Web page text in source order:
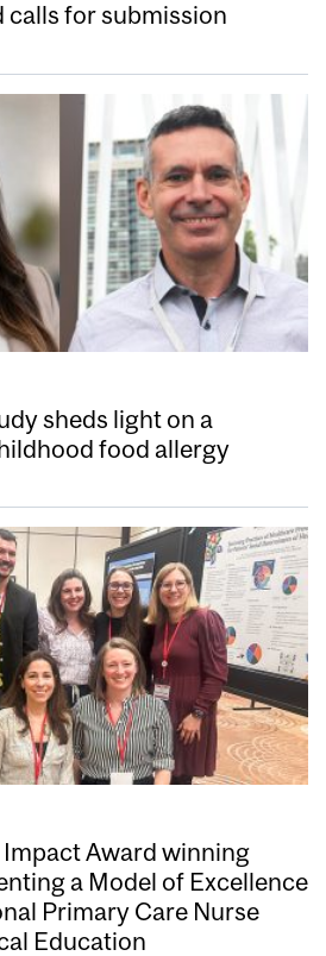
calls for submission
sheds light on a
food allergy
Award winning
a Model of Excellence
Primary Care Nurse
Education